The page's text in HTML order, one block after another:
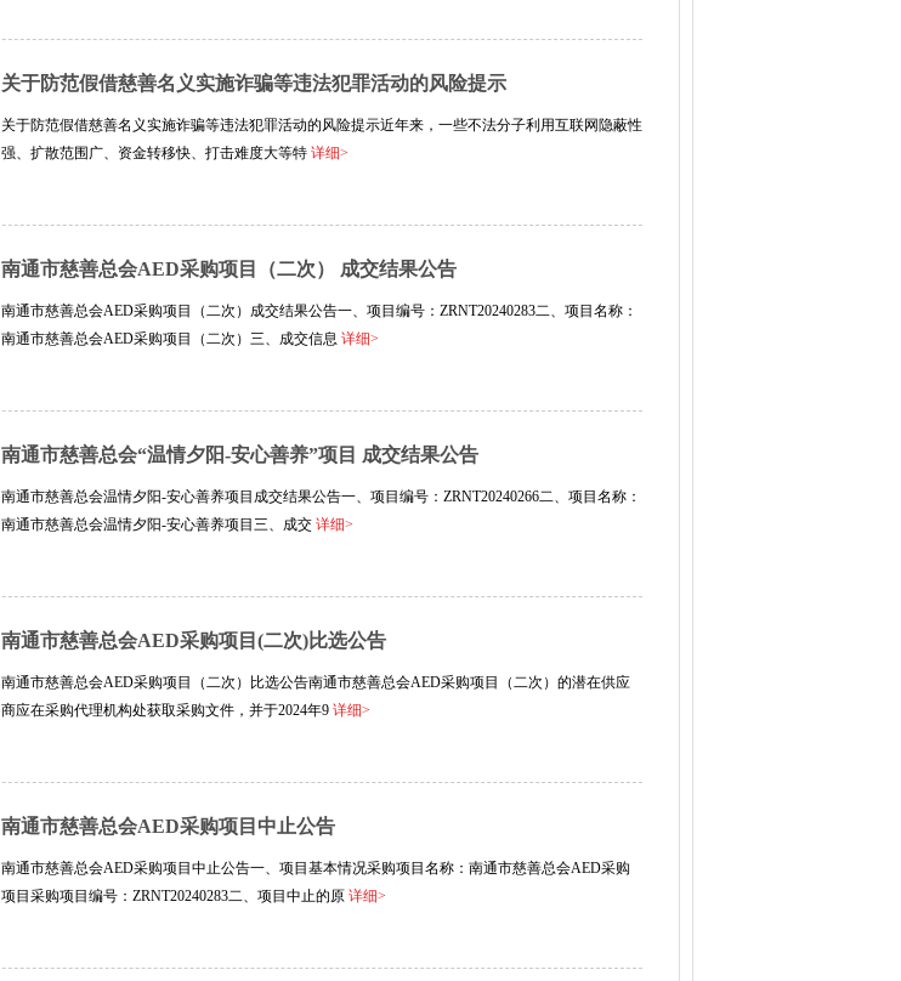
关于防范假借慈善名义实施诈骗等违法犯罪活动的风险提示
关于防范假借慈善名义实施诈骗等违法犯罪活动的风险提示近年来，一些不法分子利用互联网隐蔽性
强、扩散范围广、资金转移快、打击难度大等特 详细>
南通市慈善总会AED采购项目（二次） 成交结果公告
南通市慈善总会AED采购项目（二次）成交结果公告一、项目编号：ZRNT20240283二、项目名称：
南通市慈善总会AED采购项目（二次）三、成交信息 详细>
南通市慈善总会“温情夕阳-安心善养”项目 成交结果公告
南通市慈善总会温情夕阳-安心善养项目成交结果公告一、项目编号：ZRNT20240266二、项目名称：
南通市慈善总会温情夕阳-安心善养项目三、成交 详细>
南通市慈善总会AED采购项目(二次)比选公告
南通市慈善总会AED采购项目（二次）比选公告南通市慈善总会AED采购项目（二次）的潜在供应
商应在采购代理机构处获取采购文件，并于2024年9 详细>
南通市慈善总会AED采购项目中止公告
南通市慈善总会AED采购项目中止公告一、项目基本情况采购项目名称：南通市慈善总会AED采购
项目采购项目编号：ZRNT20240283二、项目中止的原 详细>